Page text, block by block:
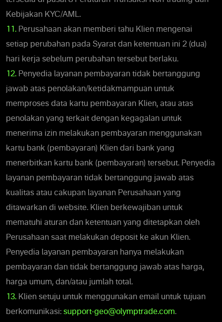
Kebijakan KYC/AML.
11. Perusahaan akan memberi tahu Klien mengenai
setiap perubahan pada Syarat dan ketentuan ini 2 (dua)
hari kerja sebelum perubahan tersebut berlaku.
12. Penyedia layanan pembayaran tidak bertanggung
jawab atas penolakan/ketidakmampuan untuk
memproses data kartu pembayaran Klien, atau atas
penolakan yang terkait dengan kegagalan untuk
menerima izin melakukan pembayaran menggunakan
kartu bank (pembayaran) Klien dari bank yang
menerbitkan kartu bank (pembayaran) tersebut. Penyedia
layanan pembayaran tidak bertanggung jawab atas
kualitas atau cakupan layanan Perusahaan yang
ditawarkan di website. Klien berkewajiban untuk
mematuhi aturan dan ketentuan yang ditetapkan oleh
Perusahaan saat melakukan deposit ke akun Klien.
Penyedia layanan pembayaran hanya melakukan
pembayaran dan tidak bertanggung jawab atas harga,
harga umum, dan/atau jumlah total.
13. Klien setuju untuk menggunakan email untuk tujuan
berkomunikasi: support-geo@olymptrade.com.